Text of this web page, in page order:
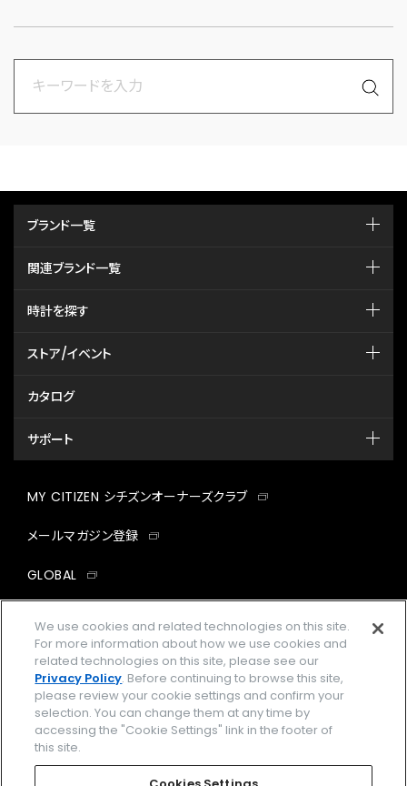
ブランド一覧
関連ブランド一覧
時計を探す
ストア/イベント
カタログ
サポート
MY CITIZEN シチズンオーナーズクラブ
メールマガジン登録
GLOBAL
facebookinstagramtwitter
企業情報 ご利用規約
プライバシーポリシー Cookies Settings
We use cookies and related technologies on this site.
For more information about how we use cookies and
related technologies on this site, please see our
Privacy Policy. Before continuing to browse this site,
please review your cookie settings and confirm your
selection. You can change them at any time by
accessing the "Cookie Settings" link in the footer of
this site.